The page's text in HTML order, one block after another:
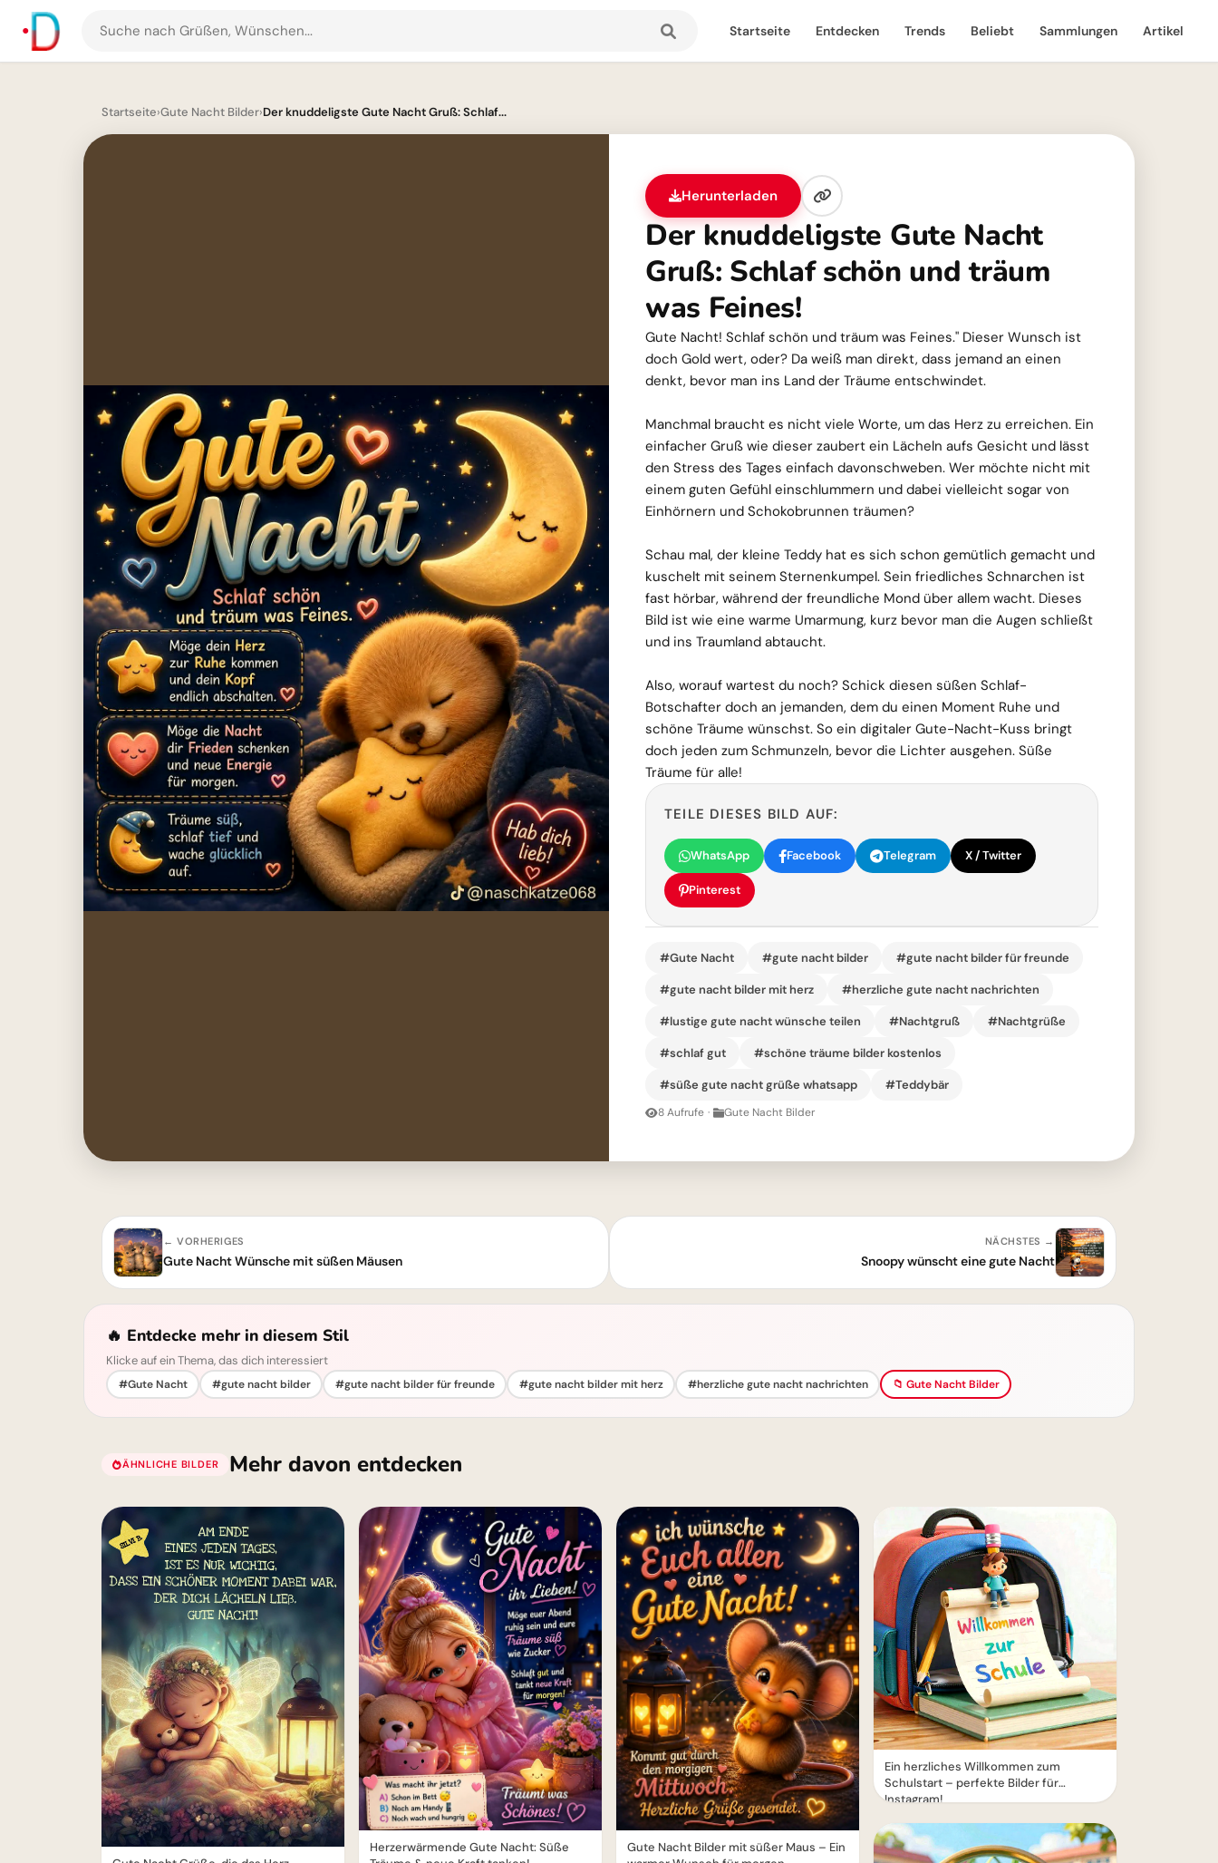
Suche
nach
und
Startseite Entdecken Trends Beliebt Sammlungen Artikel
Startseite›Gute Nacht Bilder›Der knuddeligste Gute Nacht Gruß: Schlaf...
Herunterladen
Der knuddeligste Gute Nacht
Gruß: Schlaf schön und träum
was Feines!
Gute Nacht! Schlaf schön und träum was Feines." Dieser Wunsch ist
doch Gold wert, oder? Da weiß man direkt, dass jemand an einen
denkt, bevor man ins Land der Träume entschwindet.
Manchmal braucht es nicht viele Worte, um das Herz zu erreichen. Ein
einfacher Gruß wie dieser zaubert ein Lächeln aufs Gesicht und lässt
den Stress des Tages einfach davonschweben. Wer möchte nicht mit
einem guten Gefühl einschlummern und dabei vielleicht sogar von
Einhörnern und Schokobrunnen träumen?
Schau mal, der kleine Teddy hat es sich schon gemütlich gemacht und
kuschelt mit seinem Sternenkumpel. Sein friedliches Schnarchen ist
fast hörbar, während der freundliche Mond über allem wacht. Dieses
Bild ist wie eine warme Umarmung, kurz bevor man die Augen schließt
und ins Traumland abtaucht.
Also, worauf wartest du noch? Schick diesen süßen Schlaf-
Botschafter doch an jemanden, dem du einen Moment Ruhe und
schöne Träume wünschst. So ein digitaler Gute-Nacht-Kuss bringt
doch jeden zum Schmunzeln, bevor die Lichter ausgehen. Süße
Träume für alle!
TEILE DIESES BILD AUF:
WhatsApp Facebook Telegram X / Twitter
Pinterest
#Gute Nacht #gute nacht bilder #gute nacht bilder für freunde
#gute nacht bilder mit herz #herzliche gute nacht nachrichten
#lustige gute nacht wünsche teilen #Nachtgruß #Nachtgrüße
#schlaf gut #schöne träume bilder kostenlos
#süße gute nacht grüße whatsapp #Teddybär
8 Aufrufe · Gute Nacht Bilder
← VORHERIGES
Gute Nacht Wünsche mit süßen Mäusen
NÄCHSTES →
Snoopy wünscht eine gute Nacht
🔥 Entdecke mehr in diesem Stil
Klicke auf ein Thema, das dich interessiert
#Gute Nacht #gute nacht bilder #gute nacht bilder für freunde #gute nacht bilder mit herz #herzliche gute nacht nachrichten 📁 Gute Nacht Bilder
ÄHNLICHE BILDER Mehr davon entdecken
Herzerwärmende Gute Nacht: Süße
Gute Nacht Bilder mit süßer Maus – Ein
Ein herzliches Willkommen zum
Schulstart – perfekte Bilder für
Instagram!